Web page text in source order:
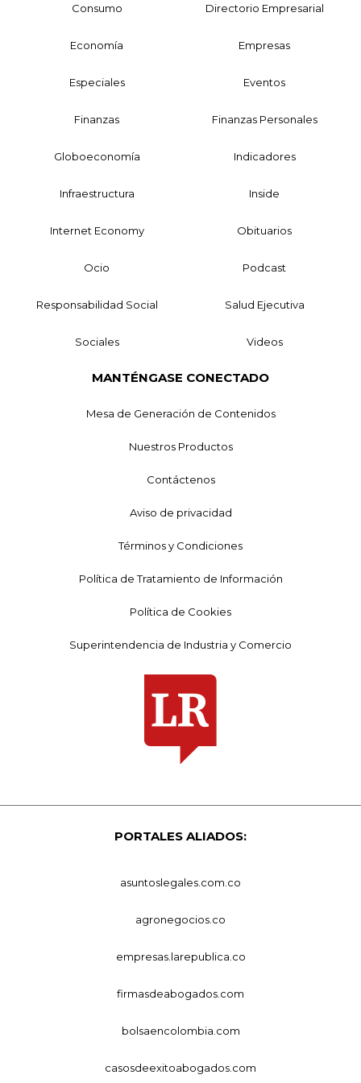
Consumo Directorio Empresarial
Economía Empresas
Especiales Eventos
Finanzas Finanzas Personales
Globoeconomía Indicadores
Infraestructura Inside
Internet Economy Obituarios
Ocio Podcast
Responsabilidad Social Salud Ejecutiva
Sociales Videos
MANTÉNGASE CONECTADO
Mesa de Generación de Contenidos
Nuestros Productos
Contáctenos
Aviso de privacidad
Términos y Condiciones
Política de Tratamiento de Información
Política de Cookies
Superintendencia de Industria y Comercio
PORTALES ALIADOS:
asuntoslegales.com.co
agronegocios.co
empresas.larepublica.co
firmasdeabogados.com
bolsaencolombia.com
casosdeexitoabogados.com